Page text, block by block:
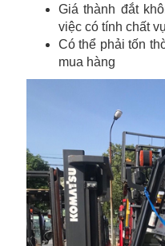
Giá thành đắt
việc có tính chất
Có thể phải tốn
mua hàng